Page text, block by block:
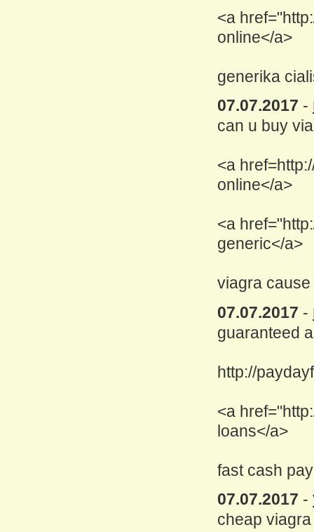
<a
online</a>
generika
07.07.2017 -
can u buy
<a
online</a>
<a
generic</a>
viagra
07.07.2017 -
guaranteed
http://
<a
loans</a>
fast cash
07.07.2017 -
cheap